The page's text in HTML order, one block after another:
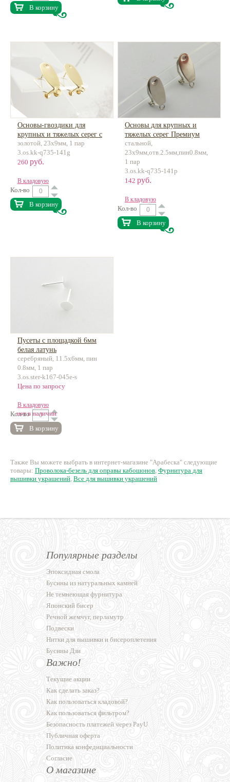
В корзину
Основы-гвоздики для
крупных и тяжелых серег с
петелькой Премиум 18К
позолота, латунь
золотой, 23х9мм, 1 пар
3.os.kk-q735-141g
260 руб.
В кладовую
Кол-во
В корзину
Основы для крупных и
тяжелых серег Премиум
родиевое покрытие, латунь
стальной,
23х9мм,отв.2.5мм,пин0.8мм,
1 пар
3.os.kk-q735-141p
142 руб.
В кладовую
Кол-во
В корзину
Пусеты с площадкой 6мм
белая латунь
серебряный, 11.5х6мм, пин
0.8мм, 1 пар
3.os.ster-k167-045e-s
Цена по запросу
В кладовую
Кол-во
нет в наличии
В корзину
Также Вы можете выбрать в интернет-магазине "Арабеска" следующие
товары: Проволока-безель для оправы кабошонов, Фурнитура для
вышивки украшений, Все для вышивки украшений
Популярные разделы
Эпоксидная смола
Бусины из натуральных камней
Не темнеющая фурнитура
Японский бисер
Речной жемчуг, перламутр
Подвески
Нитки для вышивки и бисероплетения
Бусины Дзи
Важно!
Текущие акции
Как сделать заказ?
Как пользоваться кладовой?
Как пользоваться фильтром?
Безопасность платежей через PayU
Публичная оферта
Политика конфедициальности
Согласие
О магазине